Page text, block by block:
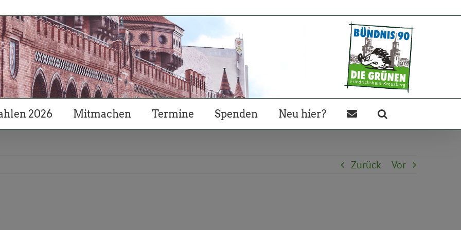
2026 Mitmachen Termine Spenden Neu hier?
Zurück Vor